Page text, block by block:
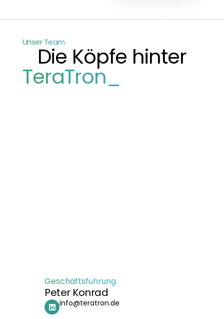
Unser Team
Die Köpfe hinter
TeraTron_
Geschäftsführung
Peter Konrad
info@teratron.de